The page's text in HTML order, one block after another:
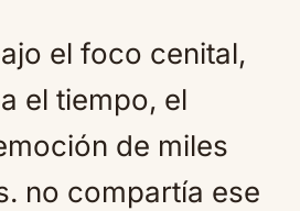
el foco cenital,
el tiempo, el
de miles
no compartía ese